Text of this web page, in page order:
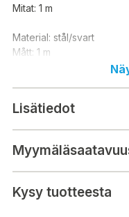
Mitat: 1 m
Material: stål/svart
Mått: 1 m
Lisätiedot
Kysy tuotteesta